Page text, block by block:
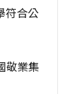
符合公
敬業集